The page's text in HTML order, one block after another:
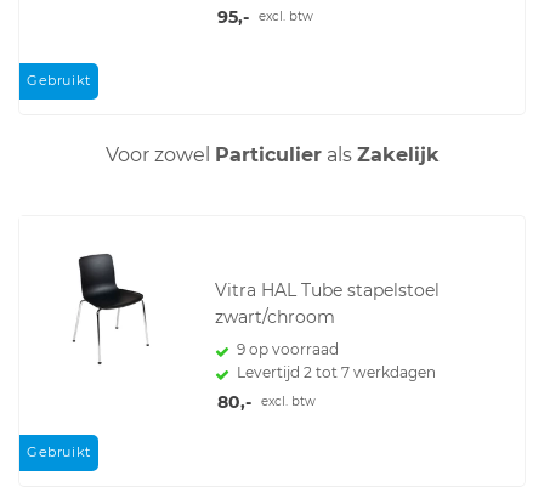
Gebruikt
95,- excl. btw
Voor zowel Particulierals Zakelijk
Gebruikt
Vitra HAL Tube stapelstoel
zwart/chroom
9 op voorraad
Levertijd 2 tot 7 werkdagen
80,- excl. btw